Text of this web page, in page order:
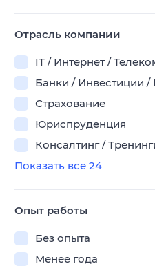
Отрасль компании
IT / Интернет /
Банки / Инвестиции
Страхование
Юриспруденция
Консалтинг /
Показать все 24
Опыт работы
Без опыта
Менее года